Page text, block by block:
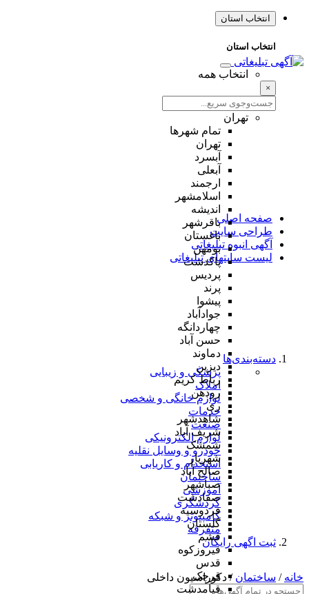
انتخاب استان
انتخاب استان
انتخاب همه
×
تهران
تمام شهر‌ها
تهران
آبسرد
آبعلی
ارجمند
اسلامشهر
اندیشه
باقرشهر
باغستان
بومهن
پاکدشت
پردیس
پرند
پیشوا
جوادآباد
چهاردانگه
حسن آباد
دماوند
دیزین
رباط کریم
رودهن
ری
شاهدشهر
شریف آباد
شمشک
شهریار
صالح آباد
صباشهر
صفادشت
فردوسیه
گلستان
فشم
فیروزکوه
قدس
قرچک
قیامدشت
صفحه اصلی
طراحی سایت
آگهی انبوه تبلیغاتی
لیست سایتهای تبلیغاتی
دسته‌بندی‌ها
پزشکی و زیبایی
املاک
لوازم خانگی و شخصی
خدمات
صنعت
لوازم الکترونیکی
خودرو و وسایل نقلیه
استخدام و کاریابی
ساختمان
آموزشی
گردشگری
کامپیوتر و شبکه
متفرقه
ثبت اگهی رایگان
خانه / ساختمان / دکوراسیون داخلی